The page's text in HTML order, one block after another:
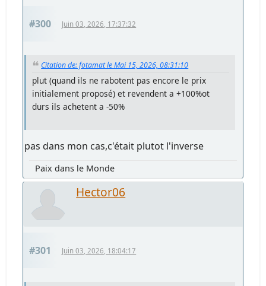
#300 Juin 03, 2026, 17:37:32
Citation de: fotamat le Mai 15, 2026, 08:31:10
plut (quand ils ne rabotent pas encore le prix
initialement proposé) et revendent a +100%ot
durs ils achetent a -50%
pas dans mon cas,c'était plutot l'inverse
Paix dans le Monde
Hector06
#301 Juin 03, 2026, 18:04:17